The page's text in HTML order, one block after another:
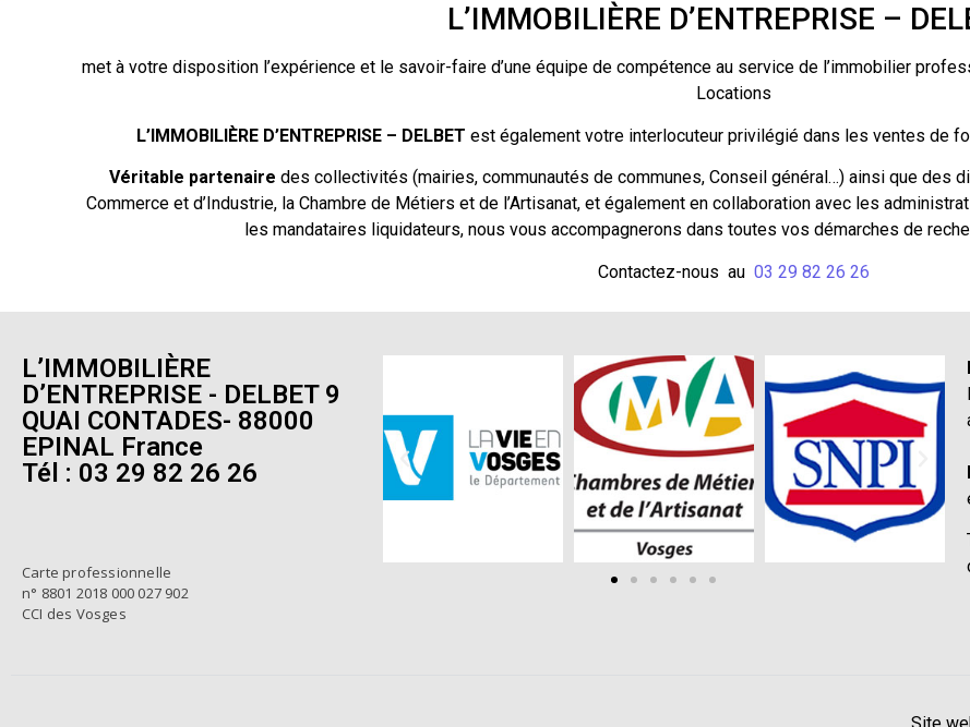
L’IMMOBILIÈRE D’ENTREPRISE –
met à votre disposition l’expérience et le savoir-faire d’une équipe de compétence au service de l’immobilier
Locations
L’IMMOBILIÈRE D’ENTREPRISE – DELBET est également votre interlocuteur privilégié dans les ventes de
Véritable partenaire des collectivités (mairies, communautés de communes, Conseil général…) ainsi que des
Commerce et d’Industrie, la Chambre de Métiers et de l’Artisanat, et également en collaboration avec les
les mandataires liquidateurs, nous vous accompagnerons dans toutes vos démarches de
Contactez-nous au 03 29 82 26 26
L’IMMOBILIÈRE
D’ENTREPRISE - DELBET 9
QUAI CONTADES- 88000
EPINAL France
Tél : 03 29 82 26 26
Carte professionnelle
n° 8801 2018 000 027 902
CCI des Vosges